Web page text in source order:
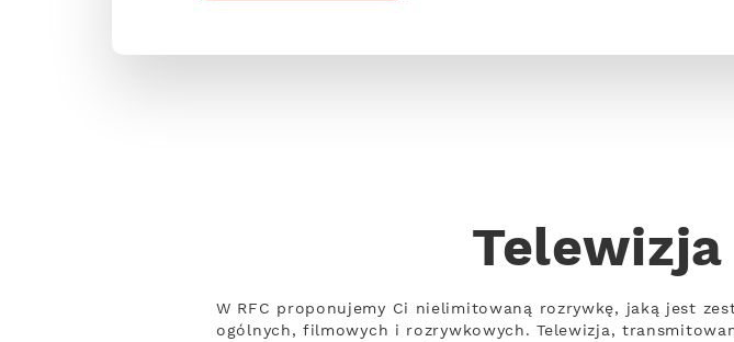
W RFC proponujemy Ci nielimitowaną rozrywkę, jaką jest
ogólnych, filmowych i rozrywkowych. Telewizja,